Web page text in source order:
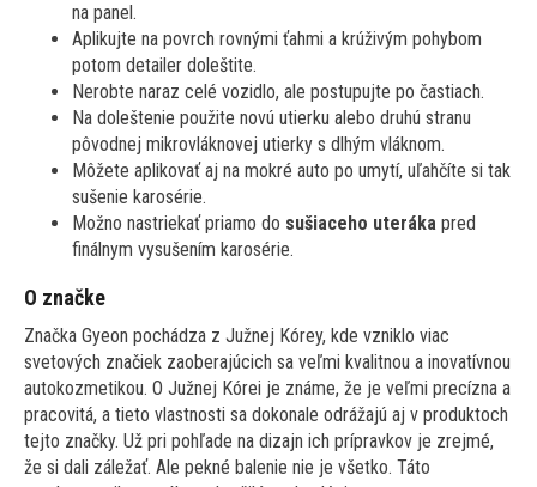
na panel.
Aplikujte na povrch rovnými ťahmi a krúživým pohybom
potom detailer doleštite.
Nerobte naraz celé vozidlo, ale postupujte po častiach.
Na doleštenie použite novú utierku alebo druhú stranu
pôvodnej mikrovláknovej utierky s dlhým vláknom.
Môžete aplikovať aj na mokré auto po umytí, uľahčíte si tak
sušenie karosérie.
Možno nastriekať priamo do sušiaceho uteráka pred
finálnym vysušením karosérie.
O značke
Značka Gyeon pochádza z Južnej Kórey, kde vzniklo viac
svetových značiek zaoberajúcich sa veľmi kvalitnou a inovatívnou
autokozmetikou. O Južnej Kórei je známe, že je veľmi precízna a
pracovitá, a tieto vlastnosti sa dokonale odrážajú aj v produktoch
tejto značky. Už pri pohľade na dizajn ich prípravkov je zrejmé,
že si dali záležať. Ale pekné balenie nie je všetko. Táto